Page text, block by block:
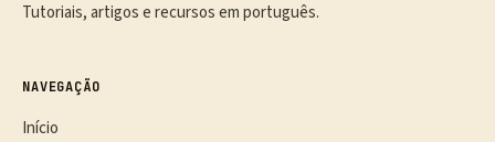
Tutoriais, artigos e recursos em português.
NAVEGAÇÃO
Início